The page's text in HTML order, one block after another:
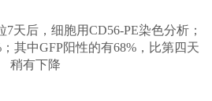
天后，细胞用CD56-PE染色分析；
其中GFP阳性的有68%，比第四天
稍有下降